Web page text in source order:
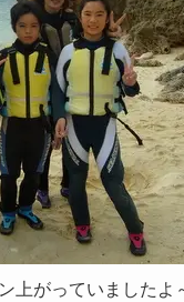
上がっていましたよ